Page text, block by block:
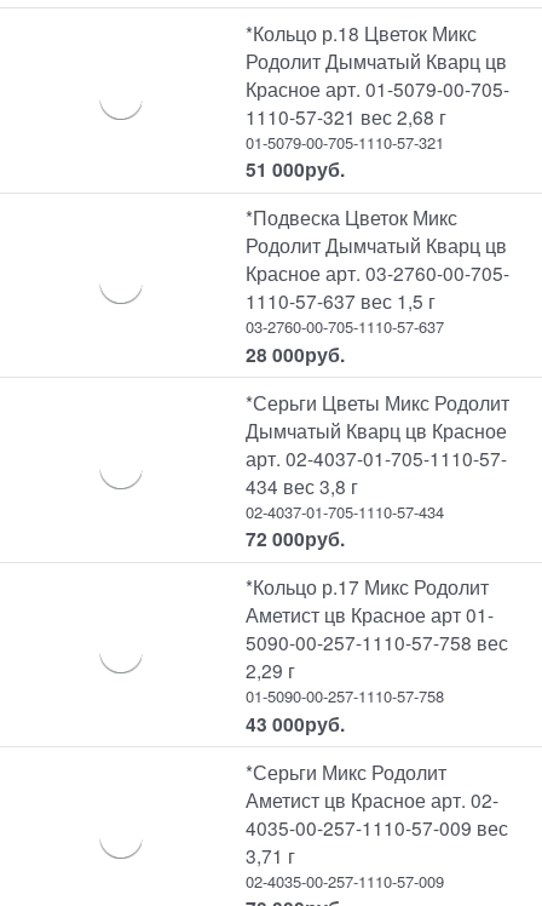
*Кольцо р.18 Цветок Микс
Родолит Дымчатый Кварц цв
Красное арт. 01-5079-00-705-
1110-57-321 вес 2,68 г
01-5079-00-705-1110-57-321
51 000руб.
*Подвеска Цветок Микс
Родолит Дымчатый Кварц цв
Красное арт. 03-2760-00-705-
1110-57-637 вес 1,5 г
03-2760-00-705-1110-57-637
28 000руб.
*Серьги Цветы Микс Родолит
Дымчатый Кварц цв Красное
арт. 02-4037-01-705-1110-57-
434 вес 3,8 г
02-4037-01-705-1110-57-434
72 000руб.
*Кольцо р.17 Микс Родолит
Аметист цв Красное арт 01-
5090-00-257-1110-57-758 вес
2,29 г
01-5090-00-257-1110-57-758
43 000руб.
*Серьги Микс Родолит
Аметист цв Красное арт. 02-
4035-00-257-1110-57-009 вес
3,71 г
02-4035-00-257-1110-57-009